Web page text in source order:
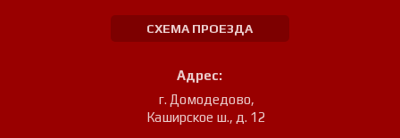
СХЕМА ПРОЕЗДА
Адрес:
г. Домодедово,
Каширское ш., д. 12